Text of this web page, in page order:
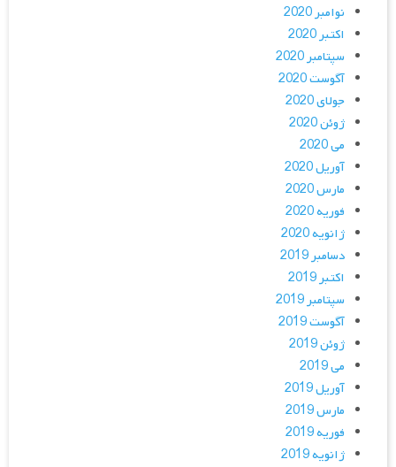
نوامبر 2020
اکتبر 2020
سپتامبر 2020
آگوست 2020
جولای 2020
ژوئن 2020
می 2020
آوریل 2020
مارس 2020
فوریه 2020
ژانویه 2020
دسامبر 2019
اکتبر 2019
سپتامبر 2019
آگوست 2019
ژوئن 2019
می 2019
آوریل 2019
مارس 2019
فوریه 2019
ژانویه 2019